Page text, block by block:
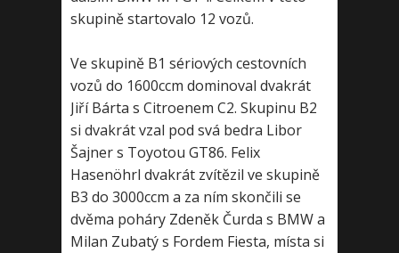
skupině startovalo 12 vozů.
Ve skupině B1 sériových cestovních
vozů do 1600ccm dominoval dvakrát
Jiří Bárta s Citroenem C2. Skupinu B2
si dvakrát vzal pod svá bedra Libor
Šajner s Toyotou GT86. Felix
Hasenöhrl dvakrát zvítězil ve skupině
B3 do 3000ccm a za ním skončili se
dvěma poháry Zdeněk Čurda s BMW a
Milan Zubatý s Fordem Fiesta, místa si